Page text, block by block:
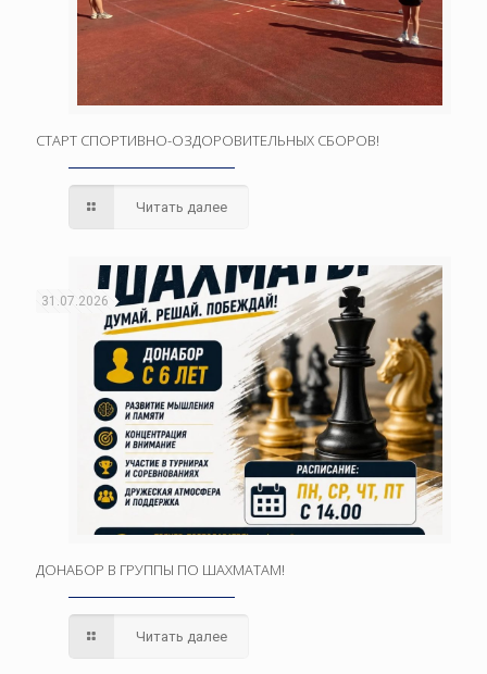
СТАРТ СПОРТИВНО-ОЗДОРОВИТЕЛЬНЫХ СБОРОВ!
Читать далее
31.07.2026
ДОНАБОР В ГРУППЫ ПО ШАХМАТАМ!
Читать далее